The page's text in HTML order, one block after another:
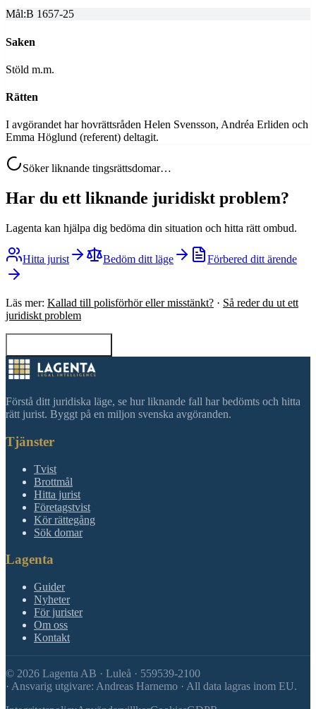
Mål:B 1657-25
Saken
Stöld m.m.
Rätten
I avgörandet har hovrättsråden Helen Svensson, Andréa Erliden och
Emma Höglund (referent) deltagit.
Söker liknande tingsrättsdomar…
Har du ett liknande juridiskt problem?
Lagenta kan hjälpa dig bedöma din situation och hitta rätt ombud.
Hitta jurist Bedöm ditt läge Förbered ditt ärende
Läs mer: Kallad till polisförhör eller misstänkt? · Så reder du ut ett
juridiskt problem
Förstå ditt juridiska läge, se hur liknande fall har bedömts och hitta
rätt jurist. Byggt på en miljon svenska avgöranden.
Tjänster
Tvist
Brottmål
Hitta jurist
Företagstvist
Kör rättegång
Sök domar
Lagenta
Guider
Nyheter
För jurister
Om oss
Kontakt
© 2026 Lagenta AB · Luleå · 559539-2100
· Ansvarig utgivare: Andreas Harnemo · All data lagras inom EU.